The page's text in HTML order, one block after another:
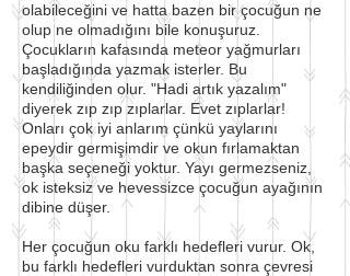
olabileceğini ve hatta bazen bir çocuğun ne
olup ne olmadığını bile konuşuruz.
Çocukların kafasında meteor yağmurları
başladığında yazmak isterler. Bu
kendiliğinden olur. "Hadi artık yazalım"
diyerek zıp zıp zıplarlar. Evet zıplarlar!
Onları çok iyi anlarım çünkü yaylarını
epeydir germişimdir ve okun fırlamaktan
başka seçeneği yoktur. Yayı germezseniz,
ok isteksiz ve hevessizce çocuğun ayağının
dibine düşer.
Her çocuğun oku farklı hedefleri vurur. Ok,
bu farklı hedefleri vurduktan sonra çevresi